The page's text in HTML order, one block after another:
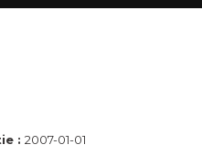
: 2007-01-01